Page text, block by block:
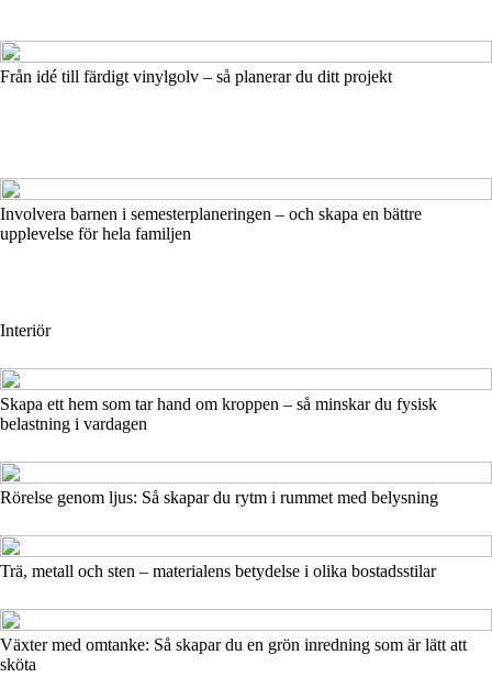
Från idé till färdigt vinylgolv – så planerar du ditt projekt
Involvera barnen i semesterplaneringen – och skapa en bättre
upplevelse för hela familjen
Interiör
Skapa ett hem som tar hand om kroppen – så minskar du fysisk
belastning i vardagen
Rörelse genom ljus: Så skapar du rytm i rummet med belysning
Trä, metall och sten – materialens betydelse i olika bostadsstilar
Växter med omtanke: Så skapar du en grön inredning som är lätt att
sköta